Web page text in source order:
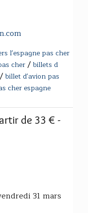
l'espagne pas cher
cher/ billets d
/ billet d'avion pas
cher espagne
de 33 € -
31 mars